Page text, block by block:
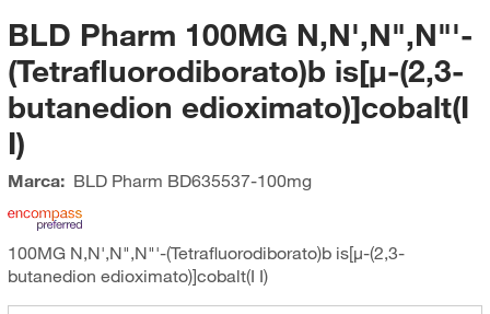
BLD Pharm 100MG N,N',N",N"'-
(Tetrafluorodiborato)b is[µ-(2,3-
butanedion edioximato)]cobalt(I
I)
Marca: BLD Pharm BD635537-100mg
100MG N,N',N",N"'-(Tetrafluorodiborato)b is[µ-(2,3-
butanedion edioximato)]cobalt(I I)